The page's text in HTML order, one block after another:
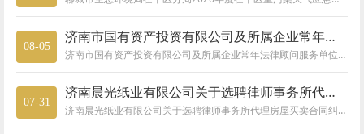
08-05
济南市国有资产投资有限公司及所属企业常年法律顾问服务单位采购项目询比采购公告
济南市国有资产投资有限公司及所属企业常年法律顾问服务单位采购项目询比采购公告
07-31
济南晨光纸业有限公司关于选聘律师事务所代理房屋买卖合同纠纷诉讼案件专项法律服务项目询比采购公告
济南晨光纸业有限公司关于选聘律师事务所代理房屋买卖合同纠纷诉讼案件专项法律服务项目询比采购公告